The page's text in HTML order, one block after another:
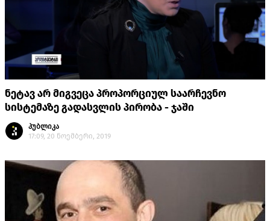
ნეტავ არ მიგვეცა პროპორციულ საარჩევნო
სისტემაზე გადასვლის პირობა - ჯაში
პუბლიკა
17:09, 20 ნოემბერი, 2019